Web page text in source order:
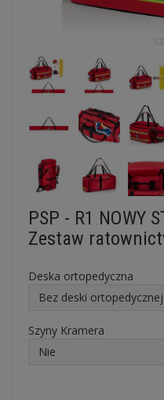
PSP - R1 NOWY
Zestaw
Deska ortopedyczna
Bez deski ortopedycznej
Szyny Kramera
Nie